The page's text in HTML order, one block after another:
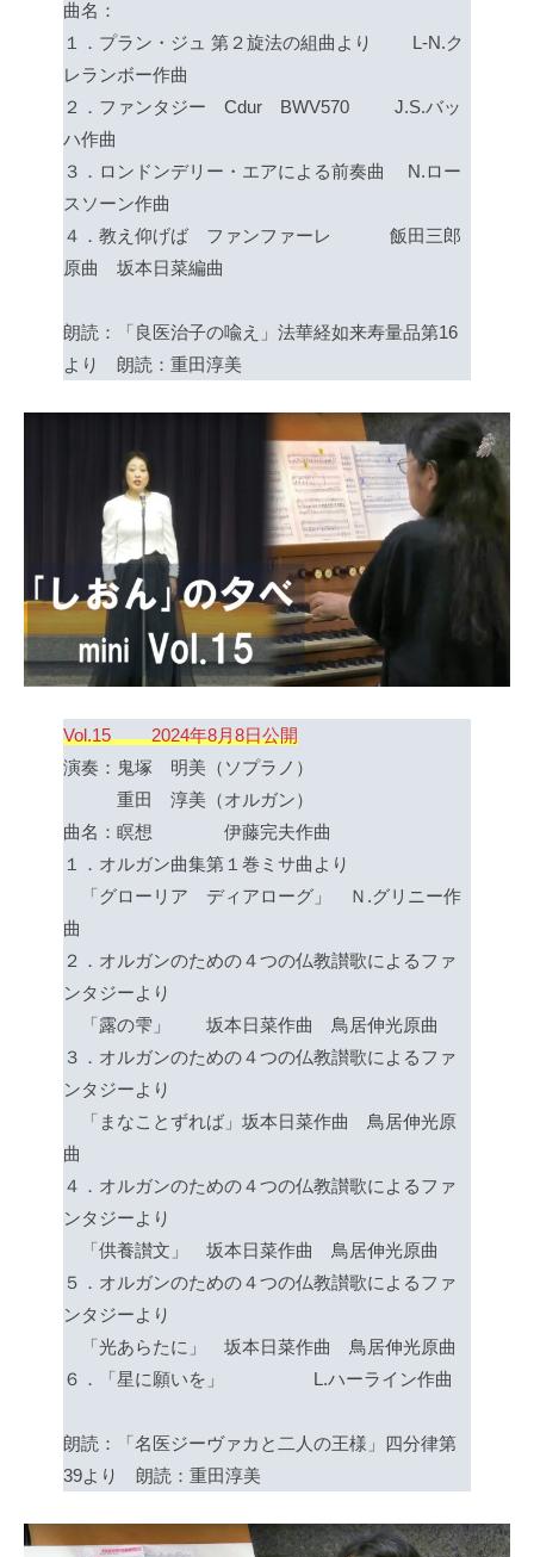
曲名：
１．プラン・ジュ 第２旋法の組曲より L-N.ク
レランボー作曲
２．ファンタジー Cdur BWV570 J.S.バッ
ハ作曲
３．ロンドンデリー・エアによる前奏曲 N.ロー
スソーン作曲
４．教え仰げば ファンファーレ 飯田三郎
原曲 坂本日菜編曲
朗読：「良医治子の喩え」法華経如来寿量品第16
より 朗読：重田淳美
Vol.15 2024年8月8日公開
演奏：鬼塚 明美（ソプラノ）
重田 淳美（オルガン）
曲名：瞑想 伊藤完夫作曲
１．オルガン曲集第１巻ミサ曲より
「グローリア ディアローグ」 Ｎ.グリニー作
曲
２．オルガンのための４つの仏教讃歌によるファ
ンタジーより
「露の雫」 坂本日菜作曲 鳥居伸光原曲
３．オルガンのための４つの仏教讃歌によるファ
ンタジーより
「まなことずれば」坂本日菜作曲 鳥居伸光原
曲
４．オルガンのための４つの仏教讃歌によるファ
ンタジーより
「供養讃文」 坂本日菜作曲 鳥居伸光原曲
５．オルガンのための４つの仏教讃歌によるファ
ンタジーより
「光あらたに」 坂本日菜作曲 鳥居伸光原曲
６．「星に願いを」 L.ハーライン作曲
朗読：「名医ジーヴァカと二人の王様」四分律第
39より 朗読：重田淳美